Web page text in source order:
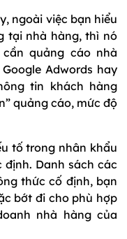
ngoài việc bạn hiểu
tại nhà hàng, thì nó
quảng cáo nhà
Adwords hay
tin khách hàng
quảng cáo, mức độ
tố trong nhân khẩu
Danh sách các
thức cố định, bạn
bớt đi cho phù hợp
nhà hàng của